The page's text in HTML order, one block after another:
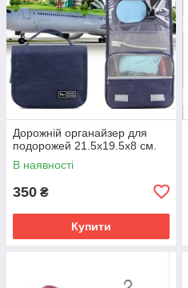
Дорожній органайзер для
подорожей 21.5х19.5х8 см.
В наявності
350 ₴
Купити